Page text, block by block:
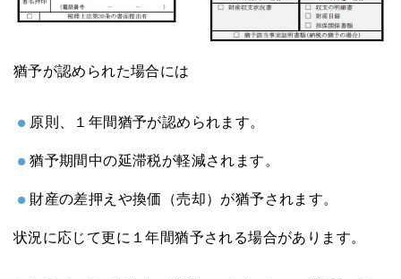
猶予が認められた場合には
原則、１年間猶予が認められます。
猶予期間中の延滞税が軽減されます。
財産の差押えや換価（売却）が猶予されます。
状況に応じて更に１年間猶予される場合があります。